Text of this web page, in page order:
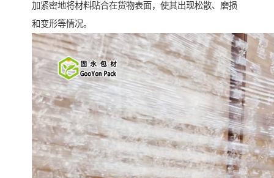
加紧密地将材料贴合在货物表面，使其出现松散、磨损
和变形等情况。